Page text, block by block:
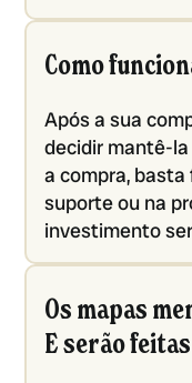
Como
Após a sua
decidir mantê-
a compra,
suporte ou na
investimento
Os mapas
E serão